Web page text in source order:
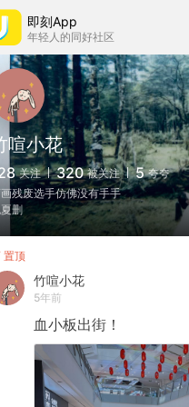
即刻App
年轻人的同好社区
喧小花
关注 320 被关注 5 夸夸
残废选手仿佛没有手手
删
置顶
竹喧小花
5年前
血小板出街！